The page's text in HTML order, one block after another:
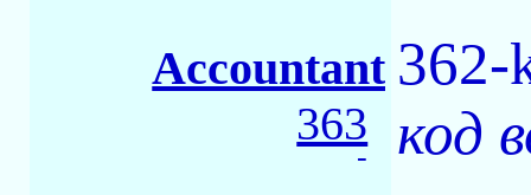
Accountant
363
-
362-
код